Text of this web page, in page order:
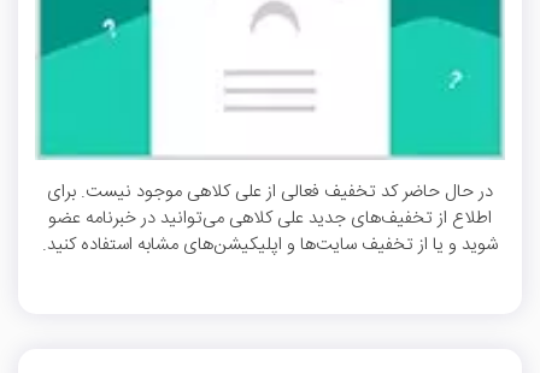
در حال حاضر کد تخفیف فعالی از علی کلاهی موجود نیست. برای
اطلاع از تخفیف‌های جدید علی کلاهی می‌توانید در خبرنامه عضو
شوید و یا از تخفیف سایت‌ها و اپلیکیشن‌های مشابه استفاده کنید.